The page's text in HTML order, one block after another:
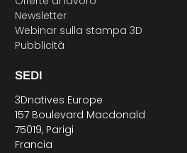
Newsletter
Webinar sulla stampa 3D
Pubblicità
SEDI
3Dnatives Europe
157 Boulevard Macdonald
75019, Parigi
Francia